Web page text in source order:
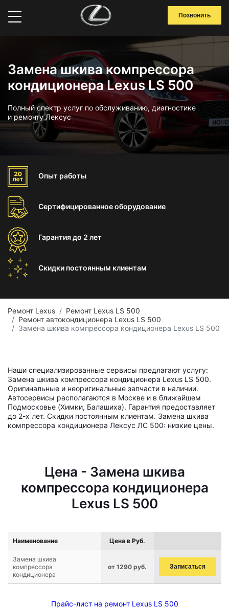
Позвонить
Замена шкива компрессора
кондиционера Lexus LS 500
Полный спектр услуг по обслуживанию, диагностике
и ремонту Лексус
Опыт работы
Сертифицированноеоборудование
Гарантиядо 2 лет
Скидки постоянным клиентам
Ремонт Lexus
Ремонт Lexus LS 500
Ремонт автокондиционера Lexus LS 500
Замена шкива компрессора кондиционера Lexus LS 500
Наши специализированные сервисы предлагают услугу:
Замена шкива компрессора кондиционера Lexus LS 500.
Оригинальные и неоригинальные запчасти в наличии.
Автосервисы располагаются в Москве и в ближайшем
Подмосковье (Химки, Балашиха). Гарантия предоставляет
до 2-х лет. Скидки постоянным клиентам. Замена шкива
компрессора кондиционера Лексус ЛС 500: низкие цены.
Цена - Замена шкива
компрессора кондиционера
Lexus LS 500
Наименование Цена в Руб.
Замена шкива
компрессора
кондиционера
от 1290 руб. Записаться
Прайс-лист на ремонт Lexus LS 500